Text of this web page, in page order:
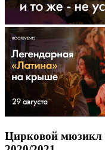
Цирковой мюзикл